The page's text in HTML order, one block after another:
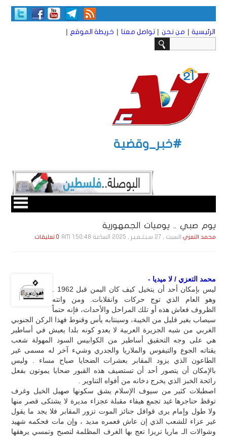
الرئيسية | من نحن | تواصل معنا | خريطة الموقع |
#خبر_وقضية
يوم صبي .. يوميات الجمهورية
محمد التعزي السبت , 27 سـبـتـمـبـر , 2025 الساعة 1:50:48 AM 0 تعليقات
محمد التعزي / لا ميديا -
وهو العام الذي توج حركات وانقلابات. ومن واتته
الظروف فعاش هذه أو تلك المراحل والأحداث، فإنه حتماً
سيصاب بغير قليل من الخيبة، وسينتابه يأس وقنوط فهذا الركن الجنوبي
الغربي من شبه الجزيرة العربية لا يعدو كونه بلدا يعيش في أساطير
هي على وجه التحقيق أساطير من الكوابيس السود المهولة شعب
يقتاته الجوع والتيفوس والملاريا والجدري وشيء آخر له مسمى غير
الطاعون الذي يزود المقابر بعشرات الضحايا صباح مساء . وليس
بالإمكان أن يتصور أحد أن تستضيف هذه القبور ضحايا يموتون بفعل
رائحة الخبز الذي يخرج دخانه من أفواه التناوير .
اصطبلات كثير من سيوف الإسلام يشق سكونها صهيل الخيل وغرف
توقظ حناجرها غيد تجمع هيفاء مقبلة عجزاء مديرة لا يشتكى قصر منها
ولا طول وإمام يرى قوافل جنائز الموت تزور المقابر فلا يجد ما يقول
غير عزاء للشعب الذي إن عاش فعمره مديد ، وإن مات فحكمه شهید
وشوالات الـ ماريا تريزا تعج بها الغرف المظلمة لتصبح وتمسي يرهقها